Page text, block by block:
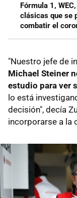
Fórmula 1,
clásicas que se
combatir el
"Nuestro jefe de
Michael Steiner
estudio para ver
lo está
decisión", decía
incorporarse a la